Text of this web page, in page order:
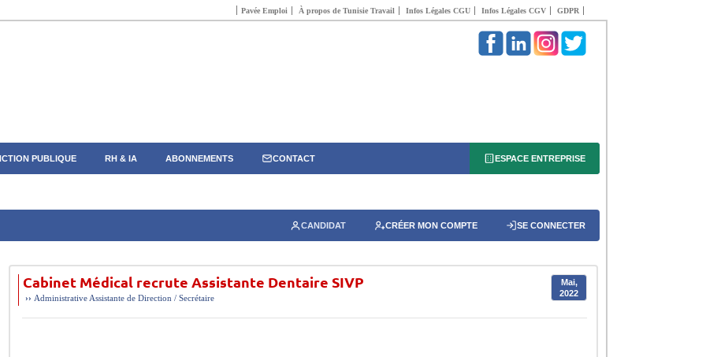
Pavée Emploi À propos de Tunisie Travail Infos Légales CGU Infos Légales CGV GDPR
PUBLIQUE RH & IA ABONNEMENTS CONTACT ESPACE ENTREPRISE
CANDIDAT CRÉER MON COMPTE SE CONNECTER
Cabinet Médical recrute Assistante Dentaire SIVP
Mai,
2022
›› Administrative Assistante de Direction / Secrétaire